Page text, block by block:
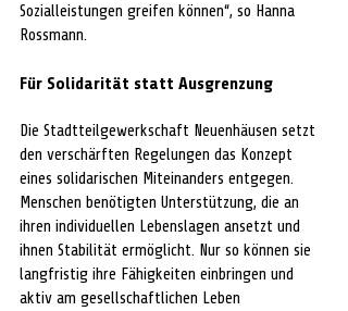
Sozialleistungen greifen können“, so Hanna
Rossmann.
Für Solidarität statt Ausgrenzung
Die Stadtteilgewerkschaft Neuenhäusen setzt
den verschärften Regelungen das Konzept
eines solidarischen Miteinanders entgegen.
Menschen benötigten Unterstützung, die an
ihren individuellen Lebenslagen ansetzt und
ihnen Stabilität ermöglicht. Nur so können sie
langfristig ihre Fähigkeiten einbringen und
aktiv am gesellschaftlichen Leben